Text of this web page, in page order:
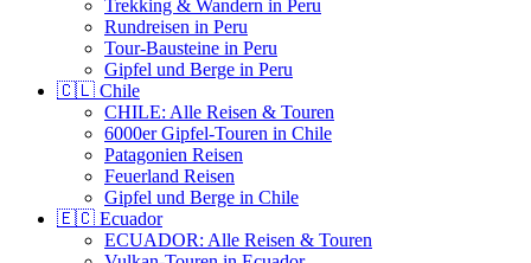
Trekking & Wandern in Peru
Rundreisen in Peru
Tour-Bausteine in Peru
Gipfel und Berge in Peru
🇨🇱 Chile
CHILE: Alle Reisen & Touren
6000er Gipfel-Touren in Chile
Patagonien Reisen
Feuerland Reisen
Gipfel und Berge in Chile
🇪🇨 Ecuador
ECUADOR: Alle Reisen & Touren